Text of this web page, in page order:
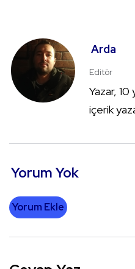
Arda
Editör
Yazar, 10
içerik
Yorum Yok
Yorum Ekle